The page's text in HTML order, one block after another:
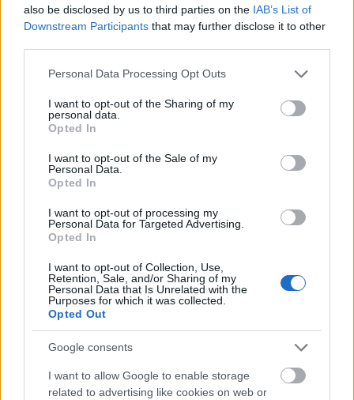
also be disclosed by us to third parties on the IAB’s List of
Downstream Participants that may further disclose it to other
Please note that this website/app uses one or more Google
not limited to your visit or usage behaviour. You may click to
grant or deny consent to Google and its third-party tags to
use your data for below specified purposes in below Google
consent section.
Personal Data Processing Opt Outs
I want to opt-out of the Sharing of my
personal data.
Opted In
I want to opt-out of the Sale of my
Personal Data.
Opted In
I want to opt-out of processing my
Personal Data for Targeted Advertising.
Opted In
I want to opt-out of Collection, Use,
Retention, Sale, and/or Sharing of my
Personal Data that Is Unrelated with the
Purposes for which it was collected.
Opted Out
Google consents
I want to allow Google to enable storage
related to advertising like cookies on web or
Magyar kézben a Carl Gustaf M4
2019. szeptember 12.
A lövész alegységek új (páncéltörő) támogató
fegyvereként beszerzett Carl Gustaf M4 lövegekre
történő kiképzés részeként szeptember 11-én először
hajtottak végre magyar honvédek éleslövészetet a
bakonykúti-csörlőházi lőtéren. Béléscsöves, űrméret
alatti gyakorló 7,62-es lőszerrel és a gázkifúvást…